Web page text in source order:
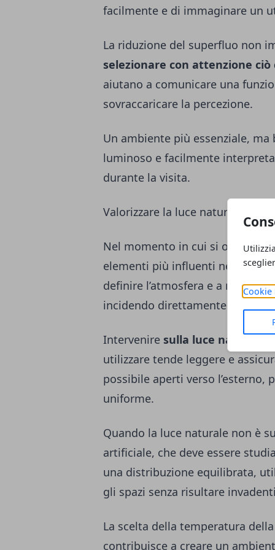
Cookie
facilmente e di immaginare un
La riduzione del superfluo non
selezionare con attenzione ciò
aiutano a comunicare una
sovraccaricare la percezione.
Un ambiente più essenziale,
luminoso e facilmente
durante la visita.
Valorizzare la luce naturale e
Nel momento in cui si osserva
elementi più influenti nella
definire l’atmosfera e a mettere
incidendo direttamente sulla
Intervenire sulla luce naturale
utilizzare tende leggere e
possibile aperti verso
uniforme.
Quando la luce naturale non è
artificiale, che deve essere
una distribuzione equilibrata,
gli spazi senza risultare
La scelta della temperatura
contribuisce a creare un